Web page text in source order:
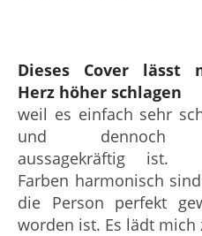
Dieses Cover lässt
Herz höher schlagen
weil es einfach sehr
und dennoch
aussagekräftig ist.
Farben harmonisch
die Person perfekt
worden ist. Es lädt